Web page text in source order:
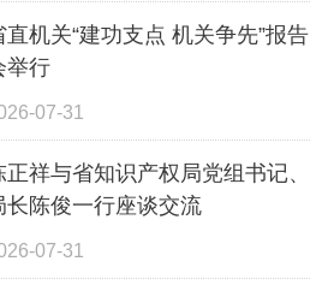
直机关“建功支点 机关争先”报告
举行
07-31
正祥与省知识产权局党组书记、
长陈俊一行座谈交流
07-31